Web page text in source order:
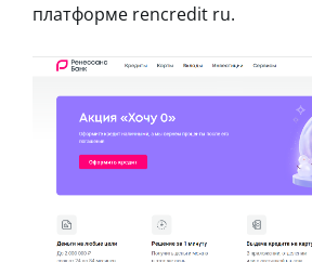
платформе rencredit ru.